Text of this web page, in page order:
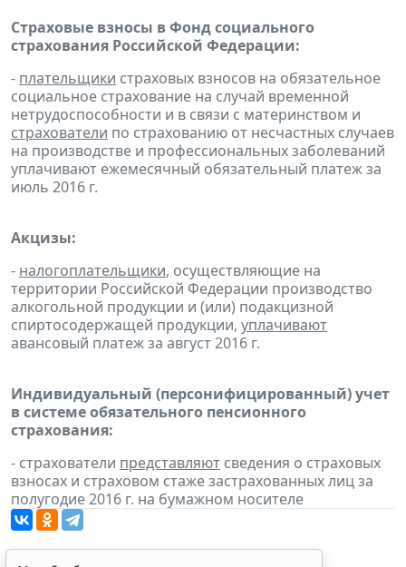
Страховые взносы в Фонд социального
страхования Российской Федерации:
- плательщики страховых взносов на обязательное
социальное страхование на случай временной
нетрудоспособности и в связи с материнством и
страхователи по страхованию от несчастных случаев
на производстве и профессиональных заболеваний
уплачивают ежемесячный обязательный платеж за
июль 2016 г.
Акцизы:
- налогоплательщики, осуществляющие на
территории Российской Федерации производство
алкогольной продукции и (или) подакцизной
спиртосодержащей продукции, уплачивают
авансовый платеж за август 2016 г.
Индивидуальный (персонифицированный) учет
в системе обязательного пенсионного
страхования:
- страхователи представляют сведения о страховых
взносах и страховом стаже застрахованных лиц за
полугодие 2016 г. на бумажном носителе